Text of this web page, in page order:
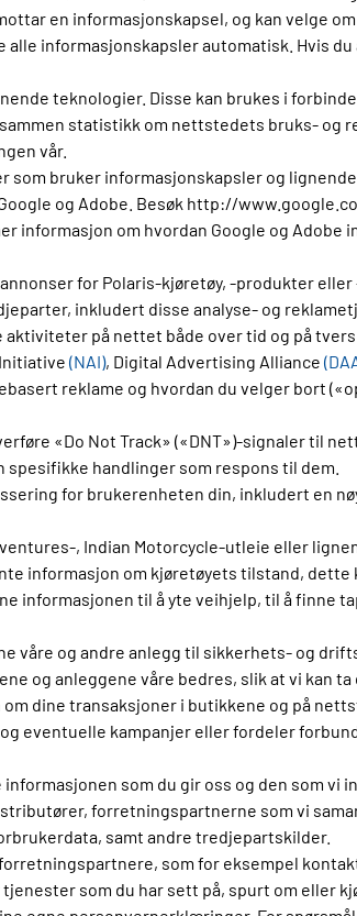
en informasjonskapsel, og kan velge
informasjonskapsler automatisk. Hvis
teknologier. Disse kan brukes i
statistikk om nettstedets bruks- og
vår.
som bruker informasjonskapsler og
og Adobe. Besøk http://
om hvordan Google og Adobe
for Polaris-kjøretøy, -produkter
inkludert disse analyse- og
på nettet både over tid og på
(NAI), Digital Advertising Alliance
reklame og hvordan du velger bort
«Do Not Track» («DNT»)-signaler til
handlinger som respons til dem.
for brukerenheten din, inkludert en
, Indian Motorcycle-utleie eller
informasjon om kjøretøyets tilstand,
informasjonen til å yte veihjelp, til å finne
våre og andre anlegg til sikkerhets- og
og anleggene våre bedres, slik at vi kan ta
dine transaksjoner i butikkene og på
eventuelle kampanjer eller fordeler
som du gir oss og den som
forretningspartnerne som vi
samt andre tredjepartskilder.
som for eksempel
som du har sett på, spurt om eller